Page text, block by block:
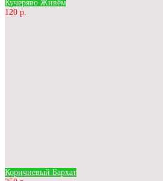
Кучеряво Живём
120 р.
Коричневый Бархат